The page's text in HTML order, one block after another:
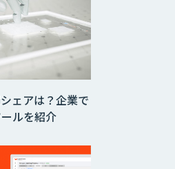
ェアは？企業で
ルを紹介